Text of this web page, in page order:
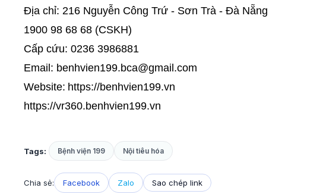
Địa chỉ: 216 Nguyễn Công Trứ - Sơn Trà - Đà Nẵng
1900 98 68 68 (CSKH)
Cấp cứu: 0236 3986881
Email: benhvien199.bca@gmail.com
Website: https://benhvien199.vn
https://vr360.benhvien199.vn
Tags: Bệnh viện 199 Nội tiêu hóa
Chia sẻ: Facebook Zalo Sao chép link